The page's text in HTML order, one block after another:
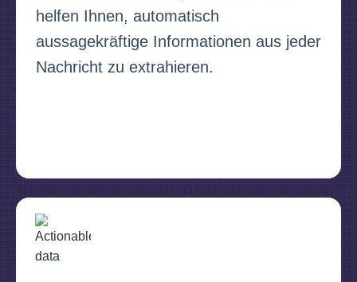
helfen Ihnen, automatisch
aussagekräftige Informationen aus jeder
Nachricht zu extrahieren.